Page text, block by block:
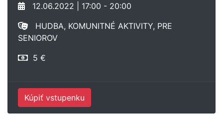
12.06.2022 | 17:00 - 20:00
HUDBA, KOMUNITNÉ AKTIVITY, PRE
SENIOROV
5 €
Kúpiť vstupenku